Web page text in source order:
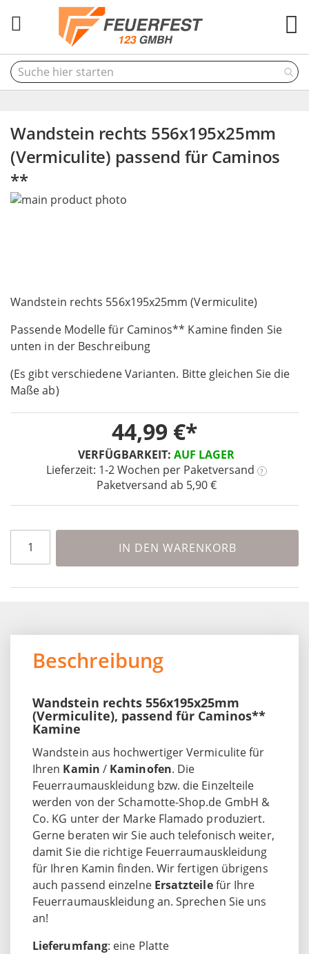
Wandstein rechts 556x195x25mm
(Vermiculite) passend für Caminos
**
Wandstein rechts 556x195x25mm (Vermiculite)
Passende Modelle für Caminos** Kamine finden Sie
unten in der Beschreibung
(Es gibt verschiedene Varianten. Bitte gleichen Sie die
Maße ab)
VERFÜGBARKEIT: AUF LAGER
Lieferzeit: 1-2 Wochen per Paketversand ?
Paketversand ab 5,90 €
44,99 €
IN DEN WARENKORB
Skip
gallery
to
beginning
of
images
gallery
Beschreibung
Wandstein rechts 556x195x25mm
(Vermiculite), passend für Caminos**
Kamine
Wandstein aus hochwertiger Vermiculite für
Ihren Kamin / Kaminofen. Die
Feuerraumauskleidung bzw. die Einzelteile
werden von der Schamotte-Shop.de GmbH &
Co. KG unter der Marke Flamado produziert.
Gerne beraten wir Sie auch telefonisch weiter,
damit Sie die richtige Feuerraumauskleidung
für Ihren Kamin finden. Wir fertigen übrigens
auch passend einzelne Ersatzteilefür Ihre
Feuerraumauskleidung an. Sprechen Sie uns
an!
Lieferumfang: eine Platte